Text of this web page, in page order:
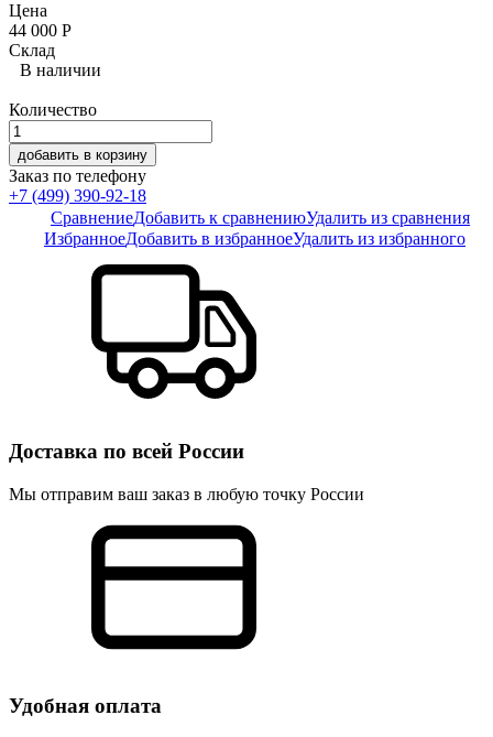
Цена
44 000 Р
Склад
В наличии
Количество
добавить в корзину
Заказ по телефону
+7 (499) 390-92-18
СравнениеДобавить к сравнениюУдалить из сравнения
ИзбранноеДобавить в избранноеУдалить из избранного
Доставка по всей России
Мы отправим ваш заказ в любую точку России
Удобная оплата